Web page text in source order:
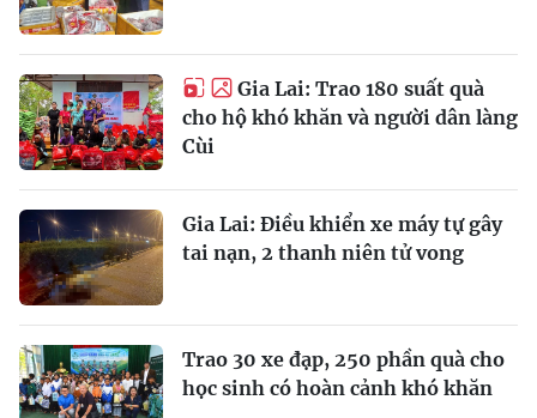
Gia Lai: Trao 180 suất quà
cho hộ khó khăn và người dân làng
Cùi
Gia Lai: Điều khiển xe máy tự gây
tai nạn, 2 thanh niên tử vong
Trao 30 xe đạp, 250 phần quà cho
học sinh có hoàn cảnh khó khăn